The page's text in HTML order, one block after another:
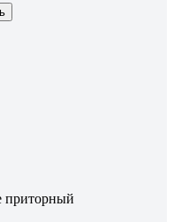
приторный